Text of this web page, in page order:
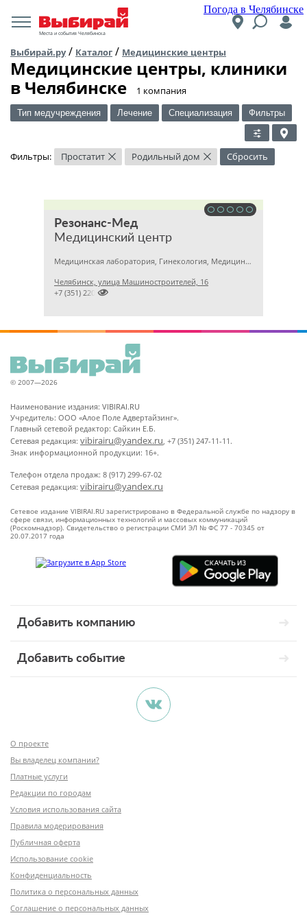
Погода в Челябинске
Места и события Челябинска
Выбирай.ру/ Каталог / Медицинские центры
Медицинские центры, клиники
в Челябинске
​1 компания
Тип медучреждения Лечение Специализация Фильтры
Фильтры: Простатит × Родильный дом × Сбросить
Резонанс-Мед
Медицинский центр
Медицинская лаборатория, Гинекология, Медицинский центр
Челябинск, улица Машиностроителей, 16

+7 (351) 2201031
© 2007—2026
Наименование издания: VIBIRAI.RU
Учредитель: ООО «Алое Поле Адвертайзинг».
Главный сетевой редактор: Сайкин Е.Б.
Сетевая редакция: vibirairu@yandex.ru, +7 (351) 247-11-11.
Знак информационной продукции: 16+.
Телефон отдела продаж: 8 (917) 299-67-02
Сетевая редакция: vibirairu@yandex.ru
Сетевое издание VIBIRAI.RU зарегистрировано в Федеральной службе по надзору в
сфере связи, информационных технологий и массовых коммуникаций
(Роскомнадзор). Свидетельство о регистрации СМИ ЭЛ № ФС 77 - 70345 от
20.07.2017 года
Добавить компанию
Добавить событие
О проекте
Вы владелец компании?
Платные услуги
Редакции по городам
Условия использования сайта
Правила модерирования
Публичная оферта
Использование cookie
Конфиденциальность
Политика о персональных данных
Соглашение о персональных данных